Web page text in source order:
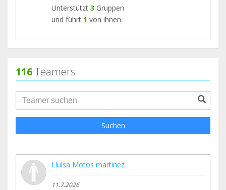
Unterstützt 3 Gruppen
und führt 1 von ihnen
116Teamers
groupProfile.searchForm.search.text???
Suchen
Lluisa Motos martinez
11.7.2026